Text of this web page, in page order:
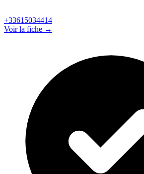
+33615034414
Voir la fiche →